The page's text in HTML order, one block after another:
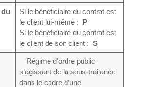
Si le bénéficiaire du contrat est
le client lui-même : P
Si le bénéficiaire du contrat est
le client de son client : S
Régime d’ordre public
s’agissant de la sous-traitance
dans le cadre d’une